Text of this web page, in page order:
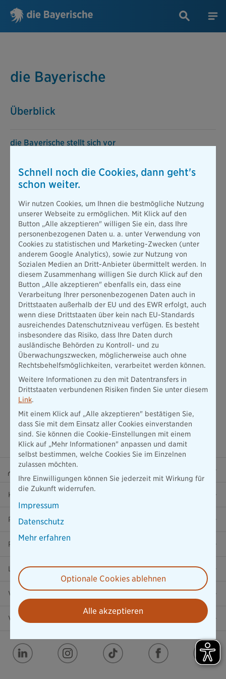
die Bayerische
Überblick
die Bayerische stellt sich vor
Philosophie bilden das Fundament unseres
unternehmerischen Handelns.
Zahlen und Fakten
Hier finden Sie alle Infos und Geschäftsberichte
zum Download.
Sport Sponsoring
Die Bayerische ist der Versicherer des TSV 1860
München sowie BIG Berlin und des FFC Wacker.
Darüber hinaus unterstützen wir das
Lederhosentraining und die Aktion BallHelden.
Hier erfahren Sie mehr zu unseren Aktivitäten
im Sport Sponsoring.
Karriere
Presse
Ratgeber
Lob & Kritik
Versicherung in der Nähe
Vertrag widerrufen
Schnell noch die Cookies, dann geht's
schon weiter.
Wir nutzen Cookies, um Ihnen die bestmögliche Nutzung
unserer Webseite zu ermöglichen. Mit Klick auf den
Button „Alle akzeptieren" willigen Sie ein, dass Ihre
personenbezogenen Daten u. a. unter Verwendung von
Cookies zu statistischen und Marketing-Zwecken (unter
anderem Google Analytics), sowie zur Nutzung von
Sozialen Medien an Dritt-Anbieter übermittelt werden. In
diesem Zusammenhang willigen Sie durch Klick auf den
Button „Alle akzeptieren" ebenfalls ein, dass eine
Verarbeitung Ihrer personenbezogenen Daten auch in
Drittstaaten außerhalb der EU und des EWR erfolgt, auch
wenn diese Drittstaaten über kein nach EU-Standards
ausreichendes Datenschutzniveau verfügen. Es besteht
insbesondere das Risiko, dass Ihre Daten durch
ausländische Behörden zu Kontroll- und zu
Überwachungszwecken, möglicherweise auch ohne
Rechtsbehelfsmöglichkeiten, verarbeitet werden können.
Weitere Informationen zu den mit Datentransfers in
Drittstaaten verbundenen Risiken finden Sie unter diesem
Link.
Mit einem Klick auf „Alle akzeptieren" bestätigen Sie,
dass Sie mit dem Einsatz aller Cookies einverstanden
sind. Sie können die Cookie-Einstellungen mit einem
Klick auf „Mehr Informationen" anpassen und damit
selbst bestimmen, welche Cookies Sie im Einzelnen
zulassen möchten.
Ihre Einwilligungen können Sie jederzeit mit Wirkung für
die Zukunft widerrufen.
Impressum
Datenschutz
Mehr erfahren
Optionale Cookies ablehnen
Alle akzeptieren